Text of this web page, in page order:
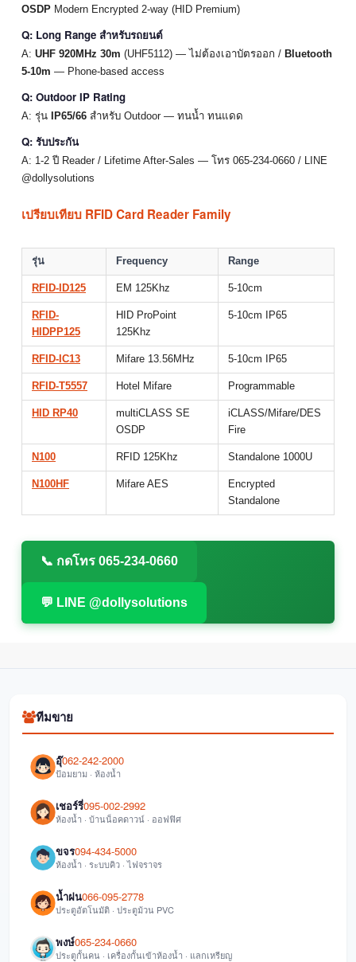
OSDP Modern Encrypted 2-way (HID Premium)
Q: Long Range สำหรับรถยนต์
A: UHF 920MHz 30m (UHF5112) — ไม่ต้องเอาบัตรออก / Bluetooth
5-10m — Phone-based access
Q: Outdoor IP Rating
A: รุ่น IP65/66 สำหรับ Outdoor — ทนน้ำ ทนแดด
Q: รับประกัน
A: 1-2 ปี Reader / Lifetime After-Sales — โทร 065-234-0660 / LINE
@dollysolutions
เปรียบเทียบ RFID Card Reader Family
รุ่น Frequency Range
RFID-ID125 EM 125Khz 5-10cm
RFID-
HIDPP125
HID ProPoint
125Khz
5-10cm IP65
RFID-IC13 Mifare 13.56MHz 5-10cm IP65
RFID-T5557 Hotel Mifare Programmable
HID RP40
multiCLASS SE
OSDP
iCLASS/Mifare/DES
Fire
N100 RFID 125Khz Standalone 1000U
N100HF Mifare AES
Encrypted
Standalone
📞 กดโทร 065-234-0660
💬 LINE @dollysolutions
ทีมขาย
อุ๊062-242-2000
ป้อมยาม · ห้องน้ำ
เชอร์รี่095-002-2992
ห้องน้ำ · บ้านน็อคดาวน์ · ออฟฟิศ
ขจร094-434-5000
ห้องน้ำ · ระบบคิว · ไฟจราจร
น้ำฝน066-095-2778
ประตูอัตโนมัติ · ประตูม้วน PVC
พงษ์065-234-0660
ประตูกั้นคน · เครื่องกั้นเข้าห้องน้ำ · แลกเหรียญ